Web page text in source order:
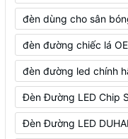
đèn dùng cho sân
đèn đường chiếc lá
đèn đường led chính
Đèn Đường LED Chip
Đèn Đường LED DUHAL